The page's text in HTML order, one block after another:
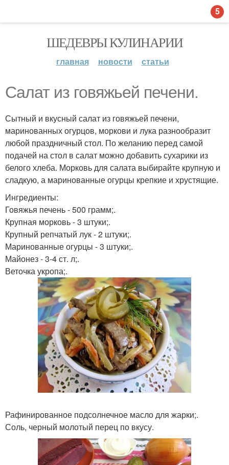
ШЕДЕВРЫ КУЛИНАРИИ
главная новости статьи
Салат из говяжьей печени.
Сытный и вкусный салат из говяжьей печени,
маринованных огурцов, моркови и лука разнообразит
любой праздничный стол. По желанию перед самой
подачей на стол в салат можно добавить сухарики из
белого хлеба. Морковь для салата выбирайте крупную и
сладкую, а маринованные огурцы крепкие и хрустящие.
Ингредиенты:
Говяжья печень - 500 грамм;.
Крупная морковь - 3 штуки;.
Крупный репчатый лук - 2 штуки;.
Маринованные огурцы - 3 штуки;.
Майонез - 3-4 ст. л;.
Веточка укропа;.
Рафинированное подсолнечное масло для жарки;.
Соль, черный молотый перец по вкусу.
5